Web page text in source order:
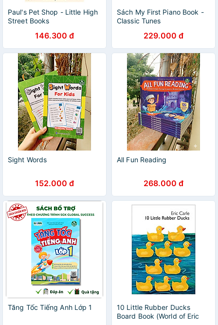
Paul's Pet Shop - Little High
Street Books
146.300 đ
Sách My First Piano Book -
Classic Tunes
229.000 đ
Sight Words
152.000 đ
All Fun Reading
268.000 đ
Tăng Tốc Tiếng Anh Lớp 1
10 Little Rubber Ducks
Board Book (World of Eric